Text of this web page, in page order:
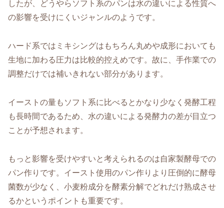
したが、どうやらソフト系のパンは水の違いによる性質へ
の影響を受けにくいジャンルのようです。
ハード系ではミキシングはもちろん丸めや成形においても
生地に加わる圧力は比較的控えめです。故に、手作業での
調整だけでは補いきれない部分があります。
イーストの量もソフト系に比べるとかなり少なく発酵工程
も長時間であるため、水の違いによる発酵力の差が目立つ
ことが予想されます。
もっと影響を受けやすいと考えられるのは自家製酵母での
パン作りです。イースト使用のパン作りより圧倒的に酵母
菌数が少なく、小麦粉成分を酵素分解でどれだけ熟成させ
るかというポイントも重要です。